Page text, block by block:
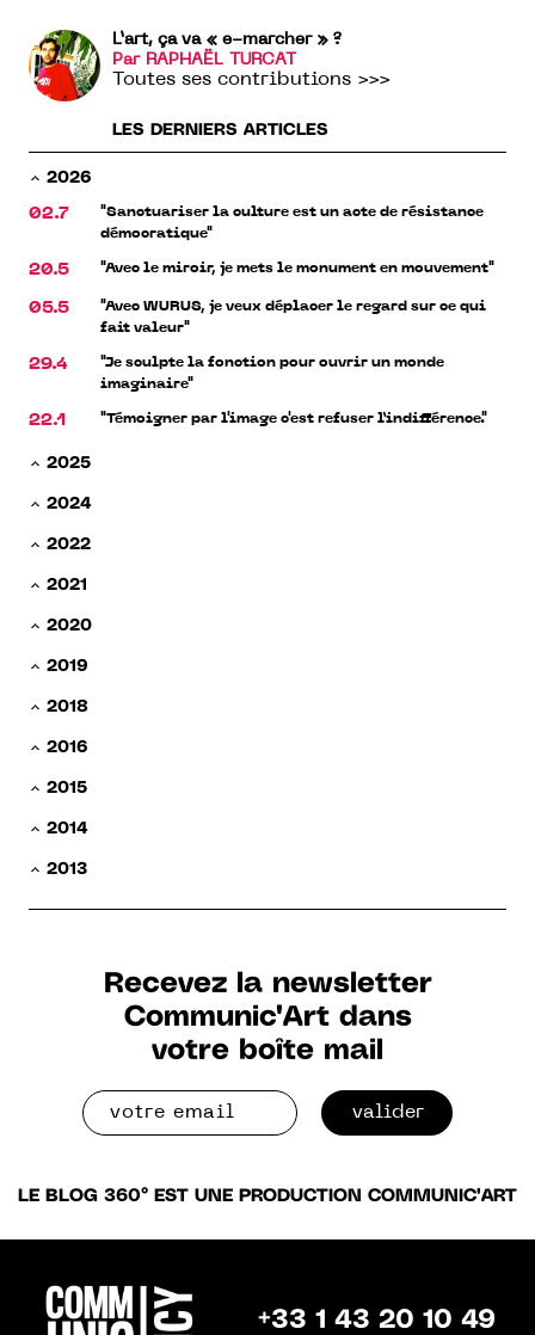
L’art, ça va « e-marcher » ?
Par RAPHAËL TURCAT
Toutes ses contributions >>>
LES DERNIERS ARTICLES
2026
02.7
"Sanctuariser la culture est un acte de résistance
démocratique"
20.5 "Avec le miroir, je mets le monument en mouvement"
05.5
"Avec WURUS, je veux déplacer le regard sur ce qui
fait valeur"
29.4
"Je sculpte la fonction pour ouvrir un monde
imaginaire"
22.1 "Témoigner par l'image c'est refuser l’indifférence."
2025
2024
2022
2021
2020
2019
2018
2016
2015
2014
2013
Recevez la newsletter
Communic'Art dans
votre boîte mail
valider
LE BLOG 360° EST UNE PRODUCTION COMMUNIC'ART
+33 1 43 20 10 49